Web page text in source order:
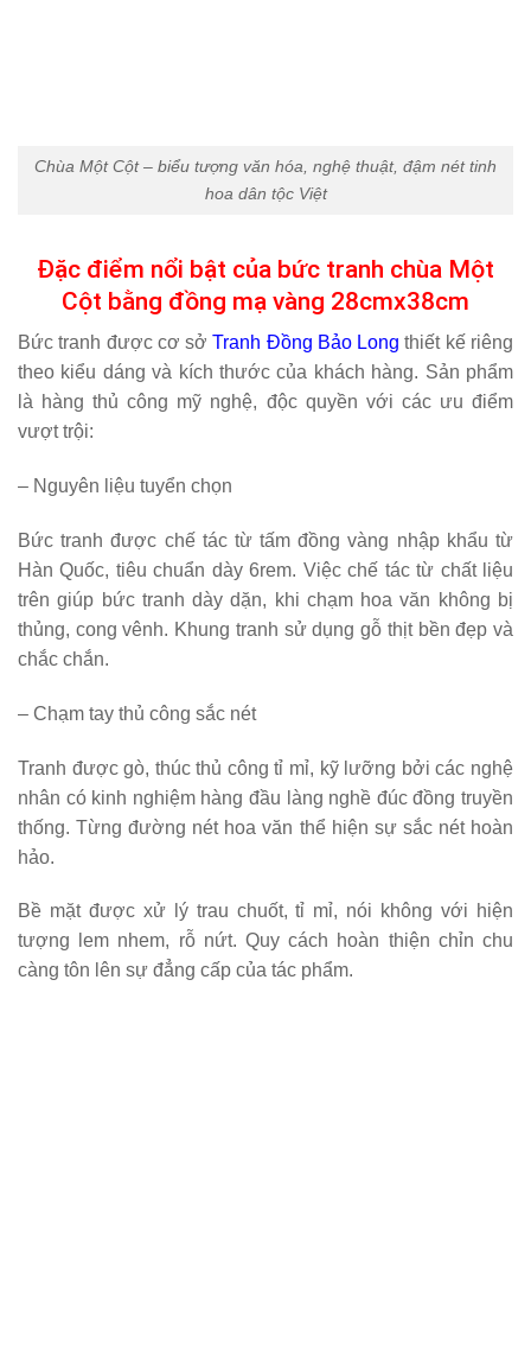
Chùa Một Cột – biểu tượng văn hóa, nghệ thuật, đậm nét tinh
hoa dân tộc Việt
Đặc điểm nổi bật của bức tranh chùa Một
Cột bằng đồng mạ vàng 28cmx38cm
Bức tranh được cơ sở Tranh Đồng Bảo Longthiết kế riêng
theo kiểu dáng và kích thước của khách hàng. Sản phẩm
là hàng thủ công mỹ nghệ, độc quyền với các ưu điểm
vượt trội:
– Nguyên liệu tuyển chọn
Bức tranh được chế tác từ tấm đồng vàng nhập khẩu từ
Hàn Quốc, tiêu chuẩn dày 6rem. Việc chế tác từ chất liệu
trên giúp bức tranh dày dặn, khi chạm hoa văn không bị
thủng, cong vênh. Khung tranh sử dụng gỗ thịt bền đẹp và
chắc chắn.
– Chạm tay thủ công sắc nét
Tranh được gò, thúc thủ công tỉ mỉ, kỹ lưỡng bởi các nghệ
nhân có kinh nghiệm hàng đầu làng nghề đúc đồng truyền
thống. Từng đường nét hoa văn thể hiện sự sắc nét hoàn
hảo.
Bề mặt được xử lý trau chuốt, tỉ mỉ, nói không với hiện
tượng lem nhem, rỗ nứt. Quy cách hoàn thiện chỉn chu
càng tôn lên sự đẳng cấp của tác phẩm.